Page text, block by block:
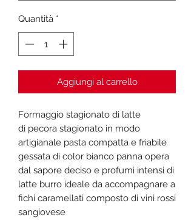
Quantità *
Aggiungi al carrello
Formaggio stagionato di latte
di pecora stagionato in modo
artigianale pasta compatta e friabile
gessata di color bianco panna opera
dal sapore deciso e profumi intensi di
latte burro ideale da accompagnare a
fichi caramellati composto di vini rossi
sangiovese